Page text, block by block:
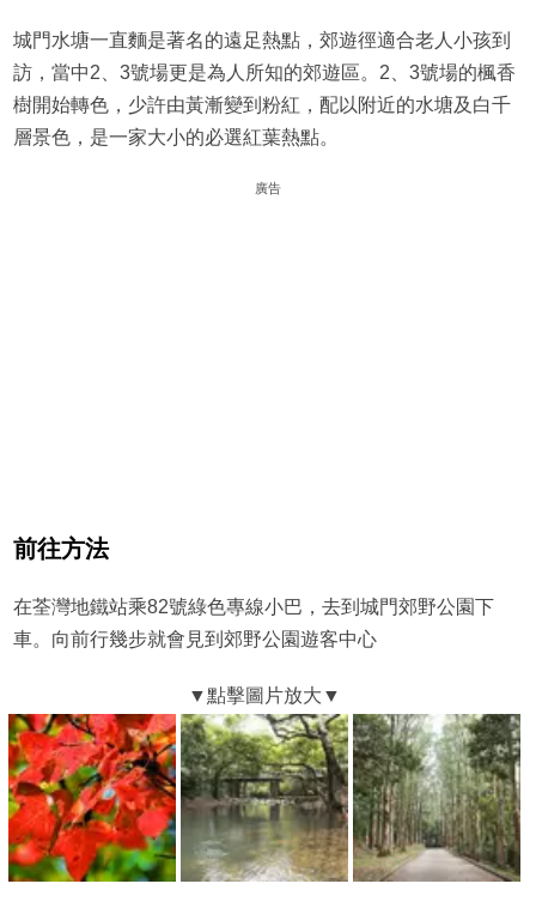
城門水塘一直麵是著名的遠足熱點，郊遊徑適合老人小孩到
訪，當中2、3號場更是為人所知的郊遊區。2、3號場的楓香
樹開始轉色，少許由黃漸變到粉紅，配以附近的水塘及白千
層景色，是一家大小的必選紅葉熱點。
廣告
前往方法
在荃灣地鐵站乘82號綠色專線小巴，去到城門郊野公園下
車。向前行幾步就會見到郊野公園遊客中心